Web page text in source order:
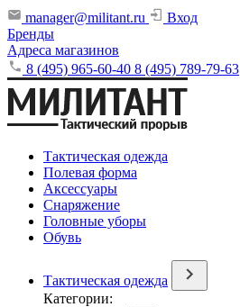
manager@militant.ru
Вход
Бренды
Адреса магазинов
8 (495) 965-60-40 8 (495) 789-79-63
Тактическая одежда
Полевая форма
Аксессуары
Снаряжение
Головные уборы
Обувь
Тактическая одежда
Категории: